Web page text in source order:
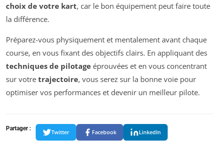
choix de votre kart, car le bon équipement peut faire toute
la différence.
Préparez-vous physiquement et mentalement avant chaque
course, en vous fixant des objectifs clairs. En appliquant des
techniques de pilotage éprouvées et en vous concentrant
sur votre trajectoire, vous serez sur la bonne voie pour
optimiser vos performances et devenir un meilleur pilote.
Partager :
Twitter Facebook LinkedIn